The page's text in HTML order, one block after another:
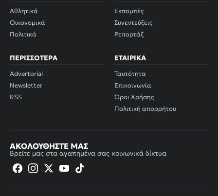
Αθλητικά
Οικονομικά
Πολιτικά
Εκπομπές
Συνεντεύξεις
Ρεπορτάζ
ΠΕΡΙΣΣΌΤΕΡΑ
Advertorial
Newsletter
RSS
ΕΤΑΙΡΙΚΆ
Ταυτότητα
Επικοινωνία
Όροι Χρήσης
Πολιτική απορρήτου
ΑΚΟΛΟΥΘΉΣΤΕ ΜΑΣ
Βρείτε μας στα αγαπημένα σας κοινωνικά δίκτυα